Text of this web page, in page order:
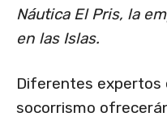
Náutica El Pris, la
en las Islas.
Diferentes expertos
socorrismo